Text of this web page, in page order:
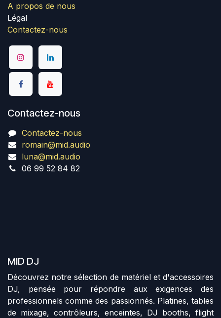
A propos de nous
Légal
Contactez-nous
Contactez-nous
Contactez-nous
romain@mid.audio
luna@mid.audio
06 99 52 84 82
MID DJ
Découvrez notre sélection de matériel et d'accessoires
DJ, pensée pour répondre aux exigences des
professionnels comme des passionnés. Platines, tables
de mixage, contrôleurs, enceintes, DJ booths, flight